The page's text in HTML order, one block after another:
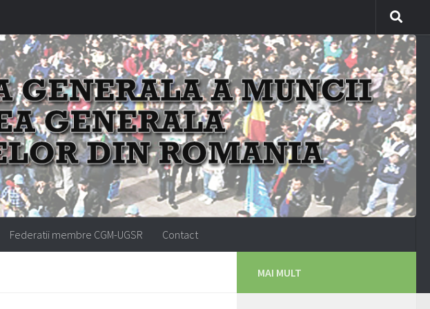
Federatii membre CGM-UGSR Contact
MAI MULT